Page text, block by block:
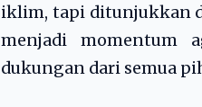
iklim, tapi ditunjukkan
menjadi momentum
dukungan dari semua